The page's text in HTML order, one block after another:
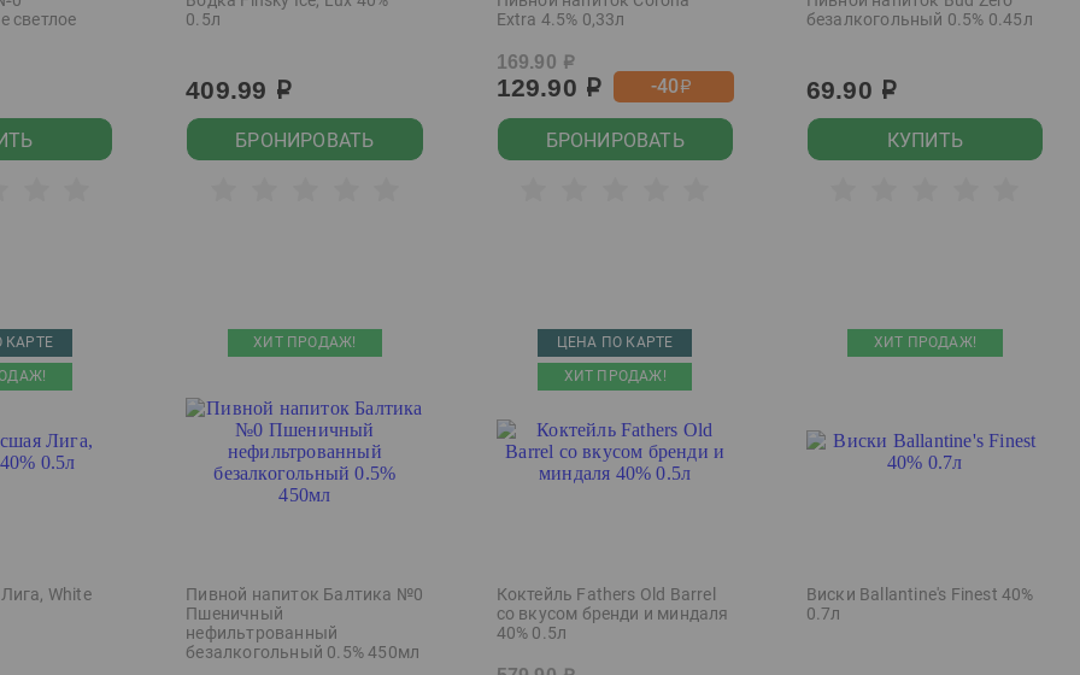
светлое
0.5л
409.99 р
БРОНИРОВАТЬ
Extra 4.5% 0,33л
169.90 р
129.90 р -40р
БРОНИРОВАТЬ
безалкогольный 0.5% 0.45л
69.90 р
КУПИТЬ
КАРТЕ
White
ХИТ ПРОДАЖ!
Пивной напиток Балтика №0
Пшеничный
нефильтрованный
безалкогольный 0.5% 450мл
ЦЕНА ПО КАРТЕ
ХИТ ПРОДАЖ!
Коктейль Fathers Old Barrel
со вкусом бренди и миндаля
40% 0.5л
ХИТ ПРОДАЖ!
Виски Ballantine's Finest 40%
0.7л